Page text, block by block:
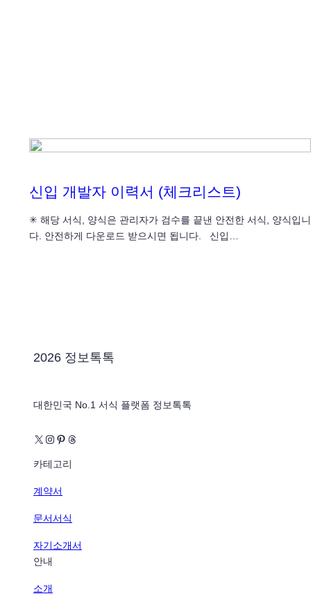
신입 개발자 이력서 (체크리스트)
✳ 해당 서식, 양식은 관리자가 검수를 끝낸 안전한 서식, 양식입니
다. 안전하게 다운로드 받으시면 됩니다. 신입…
2026 정보톡톡
대한민국 No.1 서식 플랫폼 정보톡톡
X Instagram Pinterest Threads
카테고리
계약서
문서서식
자기소개서
안내
소개